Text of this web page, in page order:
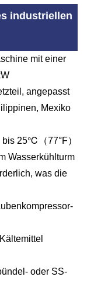
industriellen
mit einer
angepasst
Mexiko
25℃（77°F）
Wasserkühlturm
was die
oder SS-